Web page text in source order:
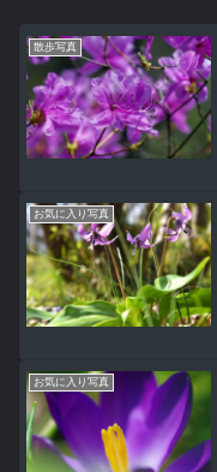
散歩写真
お気に入り写真
お気に入り写真